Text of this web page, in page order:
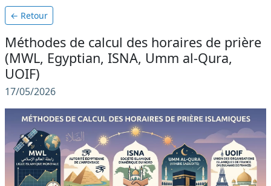
← Retour
Méthodes de calcul des horaires de prière
(MWL, Egyptian, ISNA, Umm al-Qura,
UOIF)
17/05/2026